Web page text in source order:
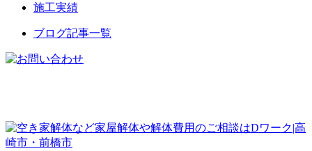
施工実績
ブログ記事一覧